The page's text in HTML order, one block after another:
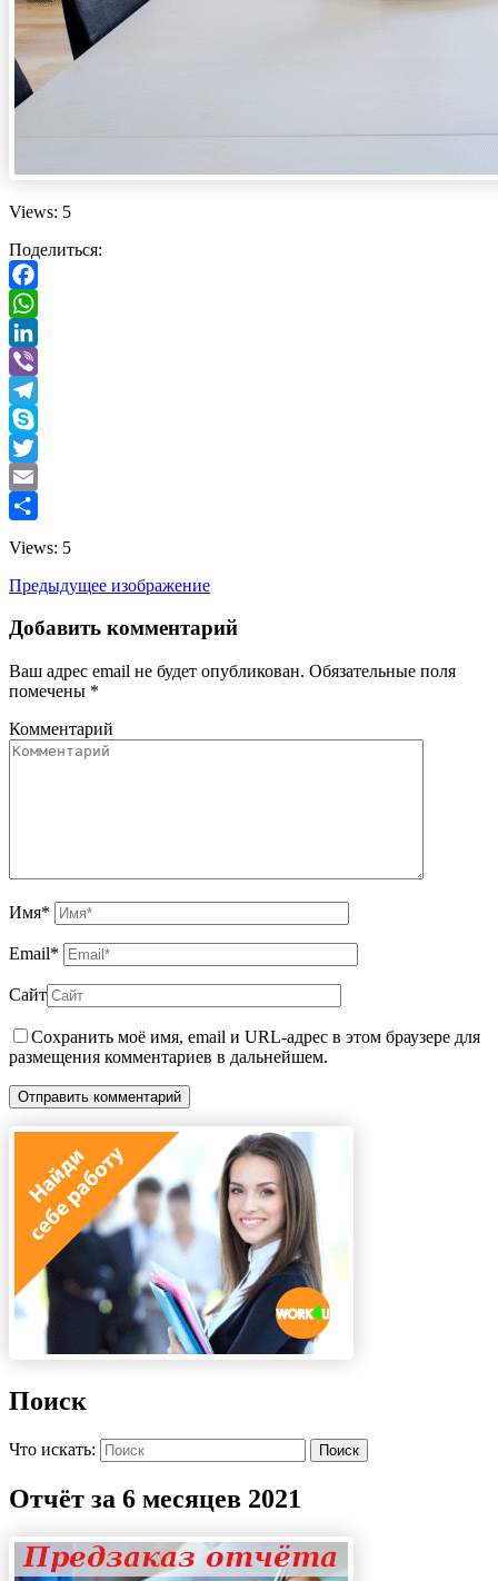
Views: 5
Поделиться:
Facebook
WhatsApp
LinkedIn
Viber
Telegram
Skype
Twitter
Email
Views: 5
Предыдущее изображение
Добавить комментарий
Ваш адрес email не будет опубликован. Обязательные поля
помечены *
Комментарий
Имя*
Email*
Сайт
Сохранить моё имя, email и URL-адрес в этом браузере для
размещения комментариев в дальнейшем.
Поиск
Что искать: Поиск
Отчёт за 6 месяцев 2021